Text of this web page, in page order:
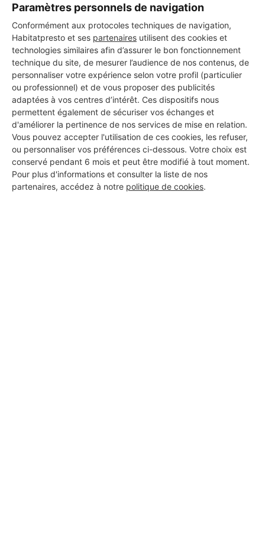
Paramètres personnels de navigation
Conformément aux protocoles techniques de navigation,
Habitatpresto et ses partenaires utilisent des cookies et
technologies similaires afin d’assurer le bon fonctionnement
technique du site, de mesurer l’audience de nos contenus, de
personnaliser votre expérience selon votre profil (particulier
ou professionnel) et de vous proposer des publicités
adaptées à vos centres d’intérêt. Ces dispositifs nous
permettent également de sécuriser vos échanges et
d'améliorer la pertinence de nos services de mise en relation.
Vous pouvez accepter l'utilisation de ces cookies, les refuser,
ou personnaliser vos préférences ci-dessous. Votre choix est
conservé pendant 6 mois et peut être modifié à tout moment.
Pour plus d'informations et consulter la liste de nos
partenaires, accédez à notre politique de cookies.
Aucun autre professionnel disponible dans cette zone